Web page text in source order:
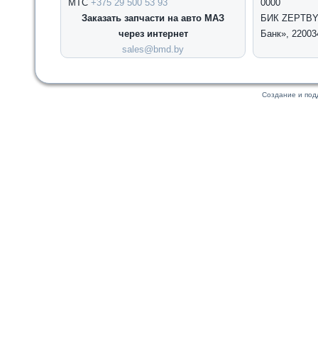
МТС +375 29 500 53 93
Заказать запчасти на авто МАЗ
через интернет
sales@bmd.by
0000
БИК
Банк»,
Создание и